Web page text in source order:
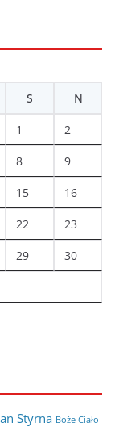
S N
1 2
8 9
15 16
22 23
29 30
Styrna Boże Ciało